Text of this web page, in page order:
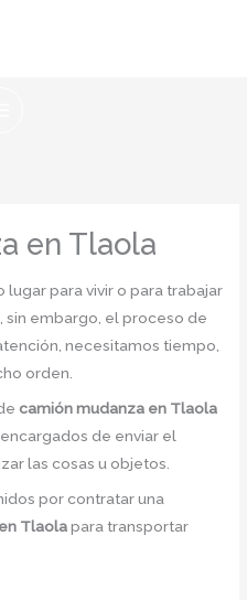
en Tlaola
lugar para vivir o para trabajar
embargo, el proceso de
necesitamos tiempo,
orden.
camión mudanza en Tlaola
de enviar el
las cosas u objetos.
por contratar una
en Tlaolapara transportar